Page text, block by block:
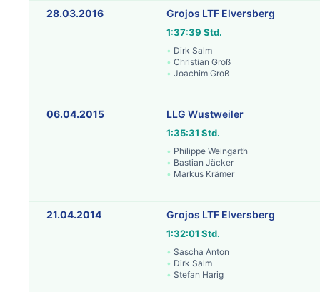
28.03.2016 Grojos LTF Elversberg
1:37:39 Std.
Dirk Salm
Christian Groß
Joachim Groß
06.04.2015 LLG Wustweiler
1:35:31 Std.
Philippe Weingarth
Bastian Jäcker
Markus Krämer
21.04.2014 Grojos LTF Elversberg
1:32:01 Std.
Sascha Anton
Dirk Salm
Stefan Harig